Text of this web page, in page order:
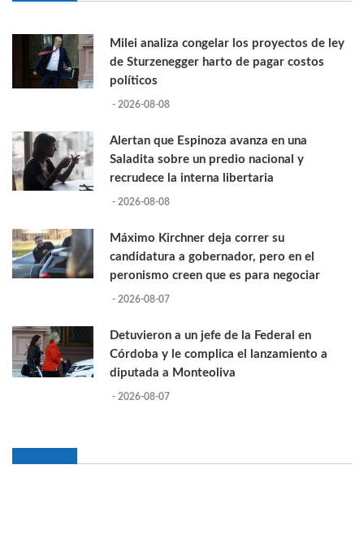
Milei analiza congelar los proyectos de ley
de Sturzenegger harto de pagar costos
políticos
- 2026-08-08
Alertan que Espinoza avanza en una
Saladita sobre un predio nacional y
recrudece la interna libertaria
- 2026-08-08
Máximo Kirchner deja correr su
candidatura a gobernador, pero en el
peronismo creen que es para negociar
- 2026-08-07
Detuvieron a un jefe de la Federal en
Córdoba y le complica el lanzamiento a
diputada a Monteoliva
- 2026-08-07